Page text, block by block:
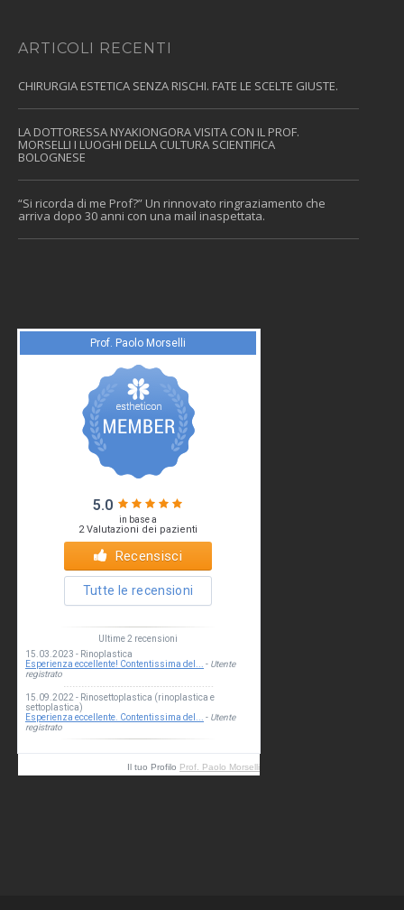
ARTICOLI RECENTI
CHIRURGIA ESTETICA SENZA RISCHI. FATE LE SCELTE GIUSTE.
LA DOTTORESSA NYAKIONGORA VISITA CON IL PROF.
MORSELLI I LUOGHI DELLA CULTURA SCIENTIFICA
BOLOGNESE
“Si ricorda di me Prof?” Un rinnovato ringraziamento che
arriva dopo 30 anni con una mail inaspettata.
Il tuo Profilo Prof. Paolo Morselli